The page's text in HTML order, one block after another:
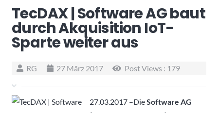
TecDAX | Software AG baut
durch Akquisition IoT-
Sparte weiter aus
RG 27 März 2017 Post Views : 179
27.03.2017 –DieSoftware AG